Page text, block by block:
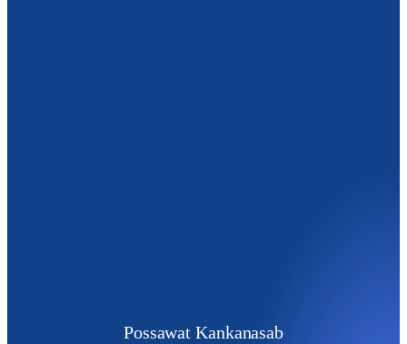
Possawat Kankanasab